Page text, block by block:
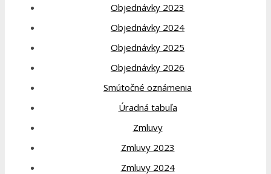
Objednávky 2023
Objednávky 2024
Objednávky 2025
Objednávky 2026
Smútočné oznámenia
Úradná tabuľa
Zmluvy
Zmluvy 2023
Zmluvy 2024